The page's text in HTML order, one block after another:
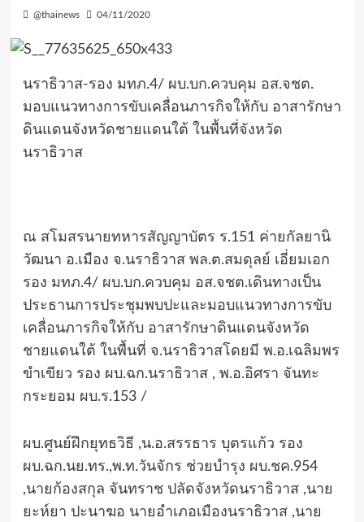
@thainews 04/11/2020
นราธิวาส-รอง มทภ.4/ ผบ.บก.ควบคุม อส.จชต.
มอบแนวทางการขับเคลื่อนภารกิจให้กับ อาสารักษา
ดินแดนจังหวัดชายแดนใต้ ในพื้นที่จังหวัด
นราธิวาส
ณ สโมสรนายทหารสัญญาบัตร ร.151 ค่ายกัลยานิ
วัฒนา อ.เมือง จ.นราธิวาส พล.ต.สมดุลย์ เอี่ยมเอก
รอง มทภ.4/ ผบ.บก.ควบคุม อส.จชต.เดินทางเป็น
ประธานการประชุมพบปะและมอบแนวทางการขับ
เคลื่อนภารกิจให้กับ อาสารักษาดินแดนจังหวัด
ชายแดนใต้ ในพื้นที่ จ.นราธิวาสโดยมี พ.อ.เฉลิมพร
ขำเขียว รอง ผบ.ฉก.นราธิวาส , พ.อ.อิศรา จันทะ
กระยอม ผบ.ร.153 /
ผบ.ศูนย์ฝึกยุทธวิธี ,น.อ.สรรธาร บุตรแก้ว รอง
ผบ.ฉก.นย.ทร.,พ.ท.วันจักร ช่วยบำรุง ผบ.ชค.954
,นายก้องสกุล จันทราช ปลัดจังหวัดนราธิวาส ,นาย
ยะห์ยา ปะนาฆอ นายอำเภอเมืองนราธิวาส ,นาย